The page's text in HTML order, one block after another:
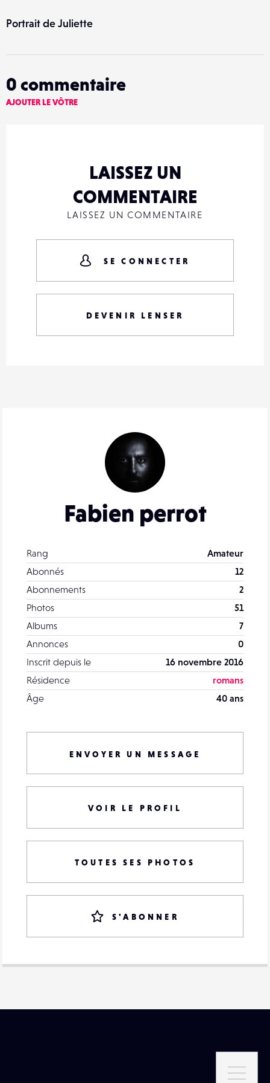
Fabien perrot
Rang
Amateur
Abonnés
12
Abonnements
2
Photos
51
Albums
7
Annonces
0
Inscrit depuis le
16 novembre 2016
Résidence
romans
Âge
40 ans
ENVOYER UN MESSAGE
VOIR LE PROFIL
TOUTES SES PHOTOS
S'ABONNER
Portrait de Juliette
0 commentaire
AJOUTER LE VÔTRE
LAISSEZ UN
COMMENTAIRE
LAISSEZ UN COMMENTAIRE
SE CONNECTER
DEVENIR LENSER